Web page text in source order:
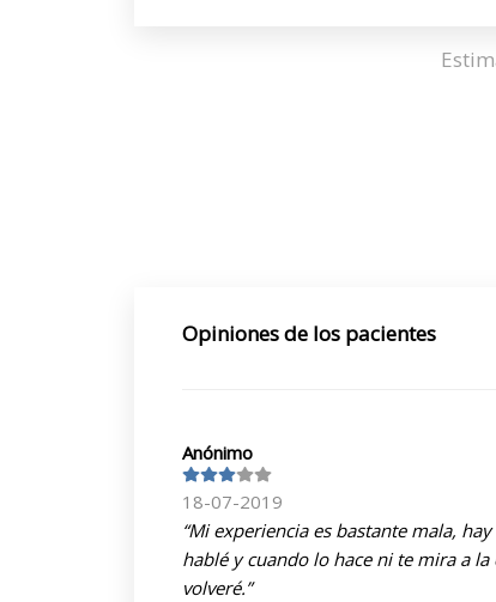
Opiniones de los pacientes
Anónimo
18-07-2019
“Mi experiencia es bastante mala,
hablé y cuando lo hace ni te mira a la
volveré.”